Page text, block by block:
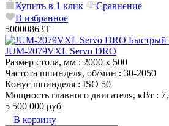
Купить в 1 клик
Сравнение
В избранное
50000863T
Быстрый
JUM-2079VXL Servo DRO
Размер стола, мм : 2000 х 500
Частота шпинделя, об/мин : 30-2050
Конус шпинделя : ISO 50
Мощность главного двигателя, кВт :
5 500 000 руб
В корзину